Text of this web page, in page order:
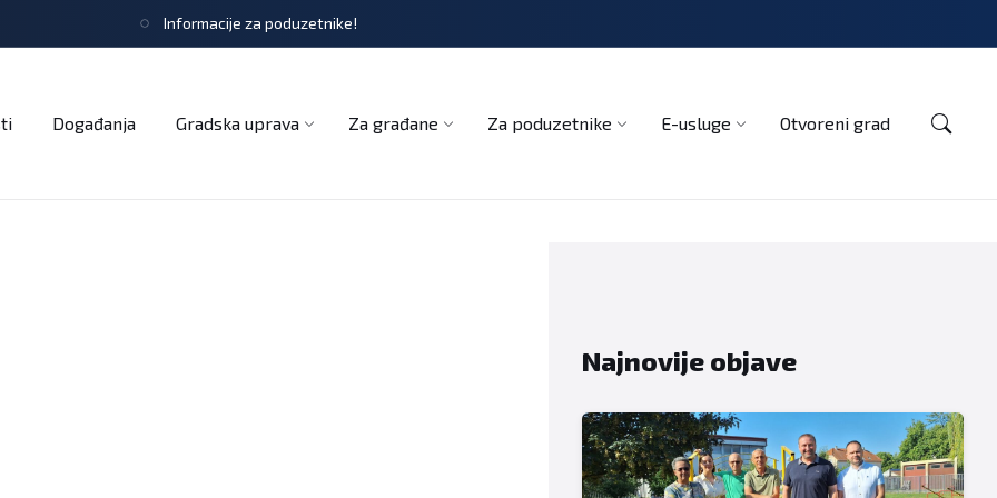
Informacije za poduzetnike!
Događanja Gradska uprava Za građane Za poduzetnike E-usluge Otvoreni grad
Najnovije objave